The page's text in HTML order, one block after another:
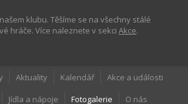
klubu. Těšíme se na všechny stálé
hráče. Více naleznete v sekci Akce.
Aktuality Kalendář
Akce a události
Jídla a nápoje Fotogalerie O nás